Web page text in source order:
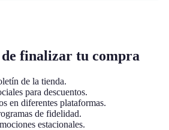
finalizar tu compra
de la tienda.
para descuentos.
en diferentes plataformas.
de fidelidad.
estacionales.